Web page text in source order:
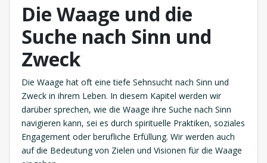
Die Waage und die
Suche nach Sinn und
Zweck
Die Waage hat oft eine tiefe Sehnsucht nach Sinn und
Zweck in ihrem Leben. In diesem Kapitel werden wir
darüber sprechen, wie die Waage ihre Suche nach Sinn
navigieren kann, sei es durch spirituelle Praktiken, soziales
Engagement oder berufliche Erfüllung. Wir werden auch
auf die Bedeutung von Zielen und Visionen für die Waage